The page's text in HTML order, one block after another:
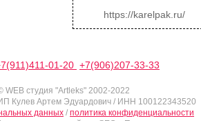
https://karelpak.ru/
01-20 +7(906)207-33-33
WEB студия "Artleks" 2002-2022
Кулев Артем Эдуардович / ИНН 100122343520
данных / политика конфиденциальности